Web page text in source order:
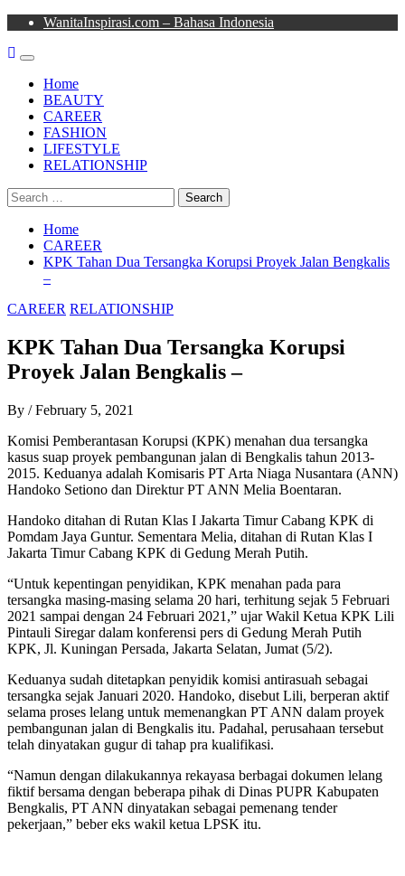
Skip
content
WanitaInspirasi.com – Bahasa Indonesia
Primary
MenuHome
BEAUTY
CAREER
FASHION
LIFESTYLE
RELATIONSHIP
Search
for:
Home
CAREER
KPK Tahan Dua Tersangka Korupsi Proyek Jalan Bengkalis
–
CAREER RELATIONSHIP
KPK Tahan Dua Tersangka Korupsi
Proyek Jalan Bengkalis –
By / February 5, 2021
Komisi Pemberantasan Korupsi (KPK) menahan dua tersangka
kasus suap proyek pembangunan jalan di Bengkalis tahun 2013-
2015. Keduanya adalah Komisaris PT Arta Niaga Nusantara (ANN)
Handoko Setiono dan Direktur PT ANN Melia Boentaran.
Handoko ditahan di Rutan Klas I Jakarta Timur Cabang KPK di
Pomdam Jaya Guntur. Sementara Melia, ditahan di Rutan Klas I
Jakarta Timur Cabang KPK di Gedung Merah Putih.
“Untuk kepentingan penyidikan, KPK menahan pada para
tersangka masing-masing selama 20 hari, terhitung sejak 5 Februari
2021 sampai dengan 24 Februari 2021,” ujar Wakil Ketua KPK Lili
Pintauli Siregar dalam konferensi pers di Gedung Merah Putih
KPK, Jl. Kuningan Persada, Jakarta Selatan, Jumat (5/2).
Keduanya sudah ditetapkan penyidik komisi antirasuah sebagai
tersangka sejak Januari 2020. Handoko, disebut Lili, berperan aktif
selama proses lelang untuk memenangkan PT ANN dalam proyek
pembangunan jalan di Bengkalis itu. Padahal, perusahaan tersebut
telah dinyatakan gugur di tahap pra kualifikasi.
“Namun dengan dilakukannya rekayasa berbagai dokumen lelang
fiktif bersama dengan beberapa pihak di Dinas PUPR Kabupaten
Bengkalis, PT ANN dinyatakan sebagai pemenang tender
pekerjaan,” beber eks wakil ketua LPSK itu.